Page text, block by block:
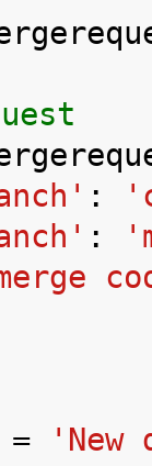
:
: